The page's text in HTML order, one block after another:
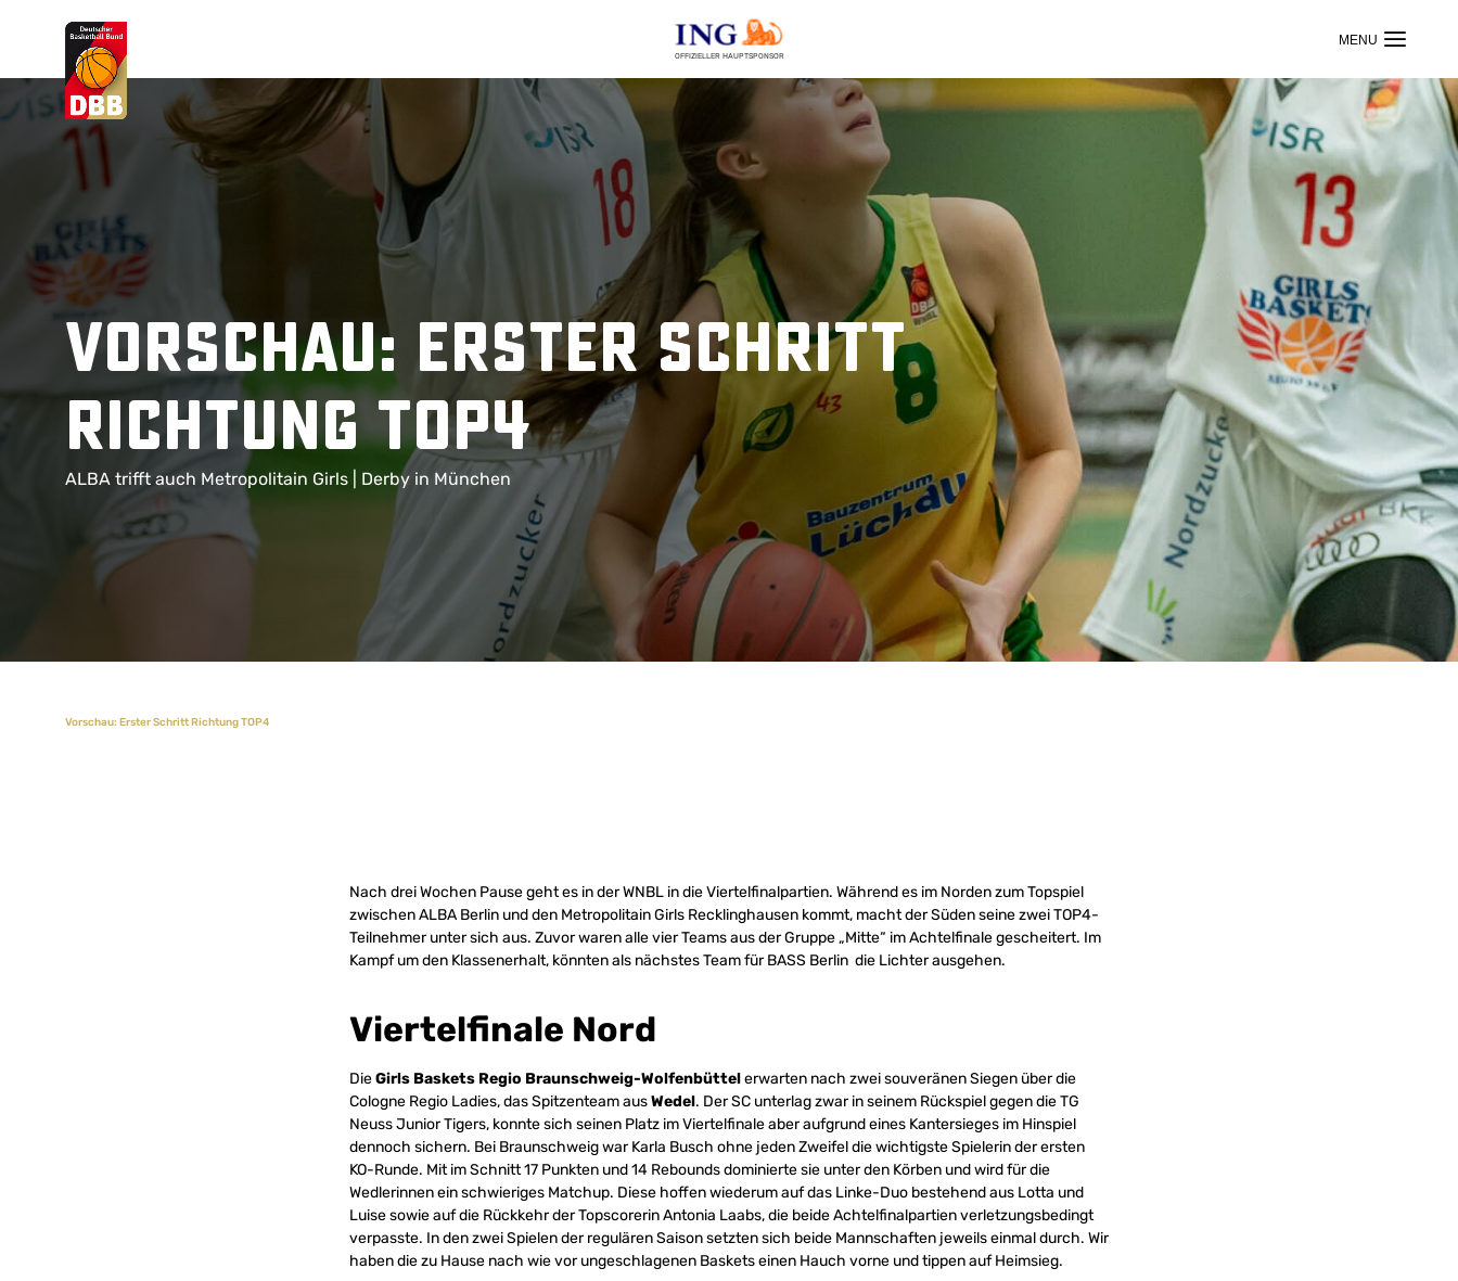
OFFIZIELLER HAUPTSPONSOR
Suchvorschläge
Lorem Ipsum
Vorschau: Erster Schritt
Richtung TOP4
ALBA trifft auch Metropolitain Girls | Derby in München
Vorschau: Erster Schritt Richtung TOP4
Nach drei Wochen Pause geht es in der WNBL in die Viertelfinalpartien. Während es im Norden zum Topspiel
zwischen ALBA Berlin und den Metropolitain Girls Recklinghausen kommt, macht der Süden seine zwei TOP4-
Teilnehmer unter sich aus. Zuvor waren alle vier Teams aus der Gruppe „Mitte“ im Achtelfinale gescheitert. Im
Kampf um den Klassenerhalt, könnten als nächstes Team für BASS Berlin die Lichter ausgehen.
Viertelfinale Nord
DieGirls Baskets Regio Braunschweig-Wolfenbüttelerwarten nach zwei souveränen Siegen über die
Cologne Regio Ladies, das Spitzenteam ausWedel. Der SC unterlag zwar in seinem Rückspiel gegen die TG
Neuss Junior Tigers, konnte sich seinen Platz im Viertelfinale aber aufgrund eines Kantersieges im Hinspiel
dennoch sichern. Bei Braunschweig war Karla Busch ohne jeden Zweifel die wichtigste Spielerin der ersten
KO-Runde. Mit im Schnitt 17 Punkten und 14 Rebounds dominierte sie unter den Körben und wird für die
Wedlerinnen ein schwieriges Matchup. Diese hoffen wiederum auf das Linke-Duo bestehend aus Lotta und
Luise sowie auf die Rückkehr der Topscorerin Antonia Laabs, die beide Achtelfinalpartien verletzungsbedingt
verpasste. In den zwei Spielen der regulären Saison setzten sich beide Mannschaften jeweils einmal durch. Wir
haben die zu Hause nach wie vor ungeschlagenen Baskets einen Hauch vorne und tippen auf Heimsieg.